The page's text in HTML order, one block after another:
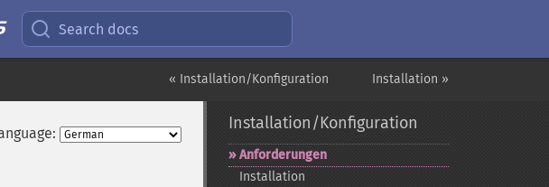
Search docs
Installation »
« Installation/Konfiguration
Installation/Konfiguration
Anforderungen
Installation